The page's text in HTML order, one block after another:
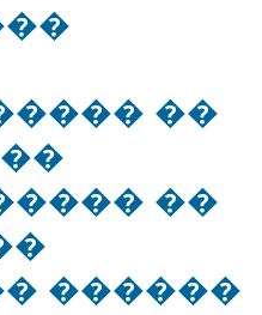
��
��
��
������